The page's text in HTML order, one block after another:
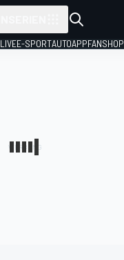
LIVEE-SPORTAUTOAPPFANSHOP